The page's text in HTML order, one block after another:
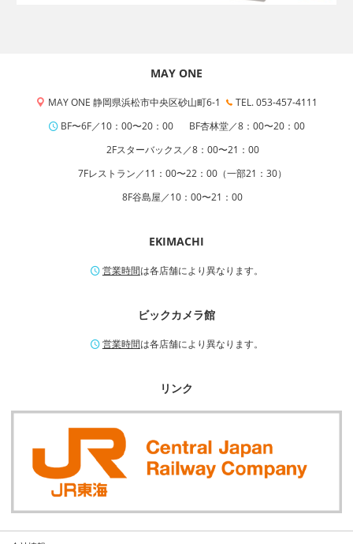
MAY ONE
MAY ONE 静岡県浜松市中央区砂山町6-1
TEL. 053-457-4111
BF〜6F／10：00〜20：00
BF杏林堂／8：00〜20：00
2Fスターバックス／8：00〜21：00
7Fレストラン／11：00〜22：00（一部21：30）
8F谷島屋／10：00〜21：00
EKIMACHI
営業時間は各店舗により異なります。
ビックカメラ館
営業時間は各店舗により異なります。
リンク